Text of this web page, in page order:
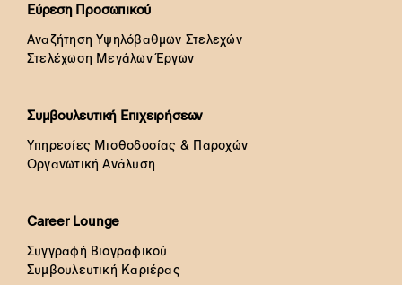
Εύρεση Προσωπικού
Αναζήτηση Υψηλόβαθμων Στελεχών
Στελέχωση Μεγάλων Έργων
Συμβουλευτική Επιχειρήσεων
Υπηρεσίες Μισθοδοσίας & Παροχών
Οργανωτική Ανάλυση
Career Lounge
Συγγραφή Βιογραφικού
Συμβουλευτική Καριέρας